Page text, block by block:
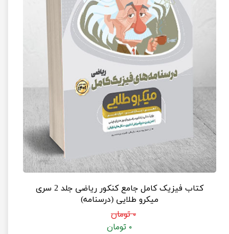
کتاب فیزیک کامل جامع کنکور ریاضی جلد 2 سری
میکرو طلایی (درسنامه)
۰ تومان
۰ تومان